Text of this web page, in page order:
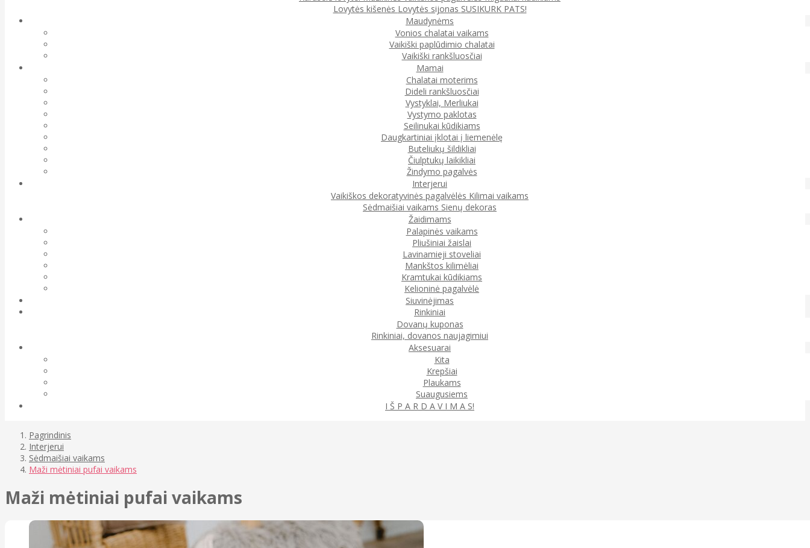
Lovytės kišenės Lovytės sijonas SUSIKURK PATS!
Maudynėms
Vonios chalatai vaikams
Vaikiški paplūdimio chalatai
Vaikiški rankšluosčiai
Mamai
Chalatai moterims
Dideli rankšluosčiai
Vystyklai, Merliukai
Vystymo paklotas
Seilinukai kūdikiams
Daugkartiniai įklotai į liemenėlę
Buteliukų šildikliai
Čiulptukų laikikliai
Žindymo pagalvės
Interjerui
Vaikiškos dekoratyvinės pagalvėlės Kilimai vaikams
Sėdmaišiai vaikams Sienų dekoras
Žaidimams
Palapinės vaikams
Pliušiniai žaislai
Lavinamieji stoveliai
Mankštos kilimėliai
Kramtukai kūdikiams
Kelioninė pagalvėlė
Siuvinėjimas
Rinkiniai
Dovanų kuponas
Rinkiniai, dovanos naujagimiui
Aksesuarai
Kita
Krepšiai
Plaukams
Suaugusiems
I Š P A R D A V I M A S!
Pagrindinis
Interjerui
Sėdmaišiai vaikams
Maži mėtiniai pufai vaikams
Maži mėtiniai pufai vaikams